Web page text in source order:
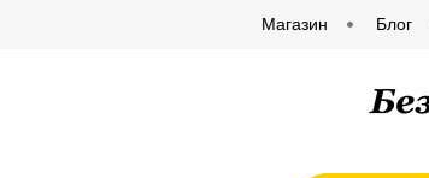
Магазин Блог